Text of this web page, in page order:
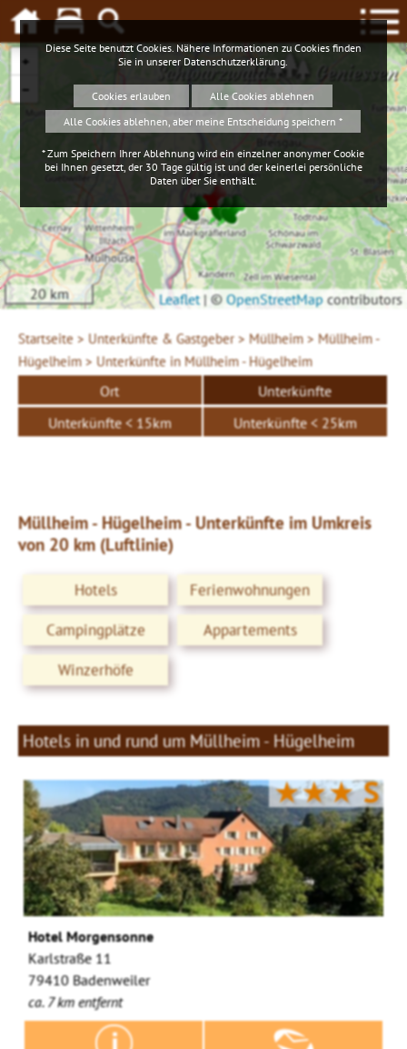
Schwarzwald Geniessen
+
−
20 km Leaflet |©OpenStreetMapcontributors
Startseite > Unterkünfte & Gastgeber > Müllheim > Müllheim -
Hügelheim > Unterkünfte in Müllheim - Hügelheim
Ort
Unterkünfte
Unterkünfte < 15km
Unterkünfte < 25km
Müllheim - Hügelheim - Unterkünfte im Umkreis
von 20 km (Luftlinie)
Hotels
Ferienwohnungen
Campingplätze
Appartements
Winzerhöfe
Hotels in und rund um Müllheim - Hügelheim
★★★S
Hotel Morgensonne
Karlstraße 11
79410 Badenweiler
ca. 7 km entfernt
Diese Seite benutzt Cookies. Nähere Informationen zu Cookies finden
Sie in unserer Datenschutzerklärung
Cookies erlauben
Alle Cookies ablehnen
Alle Cookies ablehnen, aber meine Entscheidung speichern *
* Zum Speichern Ihrer Ablehnung wird ein einzelner anonymer Cookie
bei Ihnen gesetzt, der 30 Tage gültig ist und der keinerlei persönliche
Daten über Sie enthält.